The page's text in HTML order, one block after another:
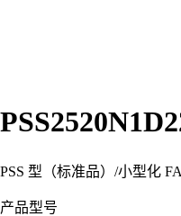
PSS 型（标准品） /小型化
产品型号